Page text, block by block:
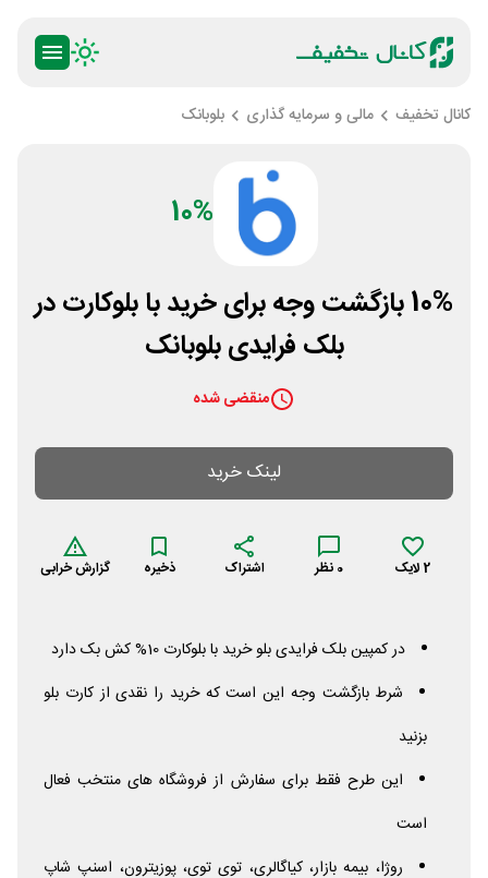
کانال تخفیف مالی و سرمایه گذاری بلوبانک
10%
10% بازگشت وجه برای خرید با بلوکارت در
بلک فرایدی بلوبانک
منقضی شده
لینک خرید
2لایک 0 نظر اشتراک ذخیره گزارش خرابی
در کمپین بلک فرایدی بلو خرید با بلوکارت 10% کش بک دارد
شرط بازگشت وجه این است که خرید را نقدی از کارت بلو
بزنید
این طرح فقط برای سفارش از فروشگاه های منتخب فعال
است
روژا، بیمه بازار، کیاگالری، توی توی، پوزیترون، اسنپ شاپ